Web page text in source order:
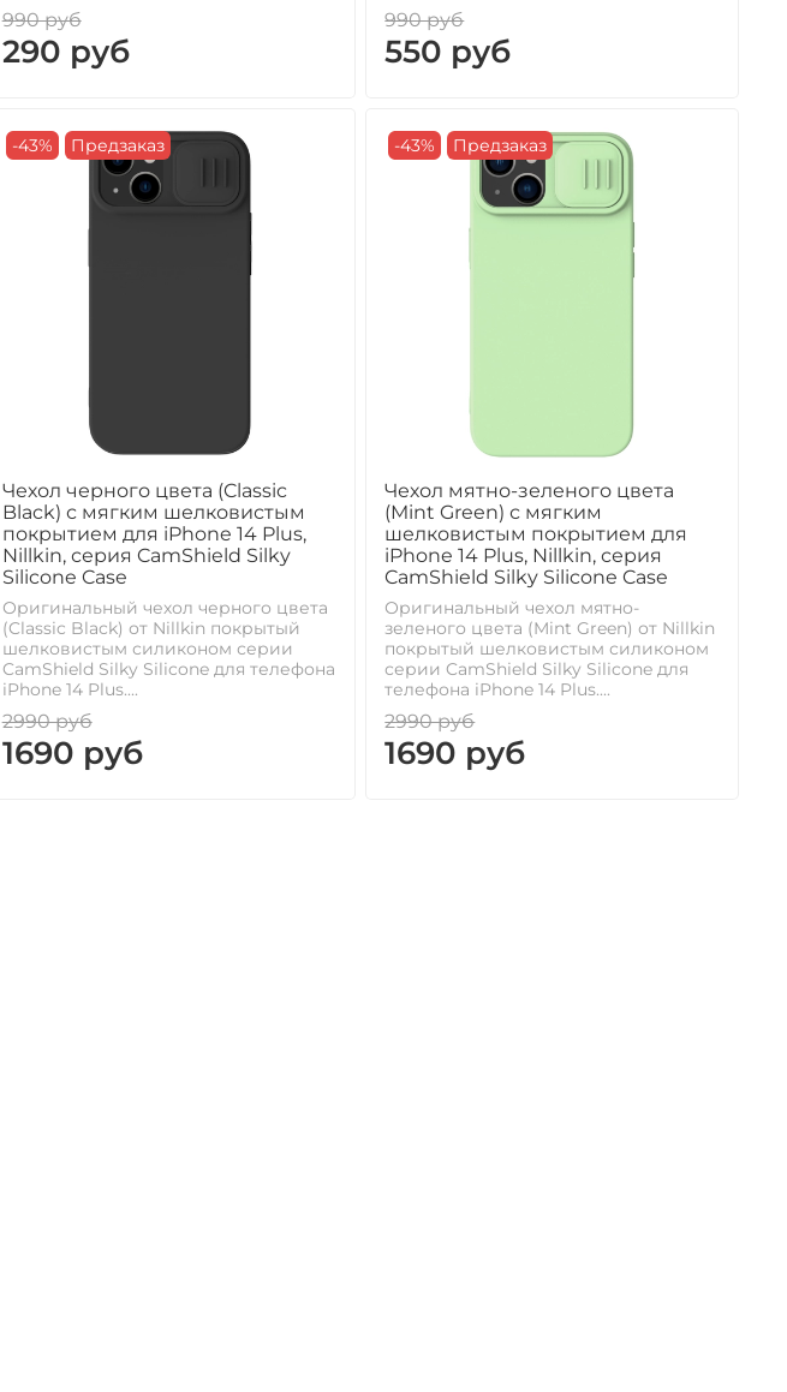
990 руб
290 руб
990 руб
550 руб
-43% Предзаказ
Чехол черного цвета (Classic
Black) с мягким шелковистым
покрытием для iPhone 14 Plus,
Nillkin, серия CamShield Silky
Silicone Case
Оригинальный чехол черного цвета
(Classic Black) от Nillkin покрытый
шелковистым силиконом серии
CamShield Silky Silicone для телефона
iPhone 14 Plus....
2990 руб
1690 руб
-43% Предзаказ
Чехол мятно-зеленого цвета
(Mint Green) с мягким
шелковистым покрытием для
iPhone 14 Plus, Nillkin, серия
CamShield Silky Silicone Case
Оригинальный чехол мятно-
зеленого цвета (Mint Green) от Nillkin
покрытый шелковистым силиконом
серии CamShield Silky Silicone для
телефона iPhone 14 Plus....
2990 руб
1690 руб